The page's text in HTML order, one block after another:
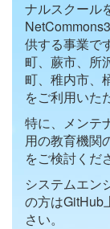
ナルスクール
供する事業で
町、蕨市、所
町、稚内市、
をご利用いた
特に、メンテ
用の教育機関
をご検討くだ
システムエン
の方はGitHub
さい。